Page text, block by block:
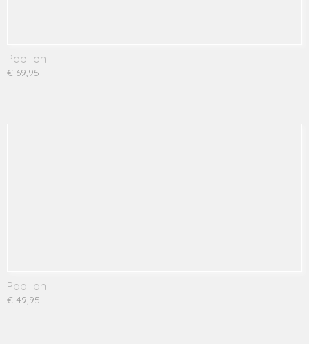
Papillon
€ 69,95
Papillon
€ 49,95